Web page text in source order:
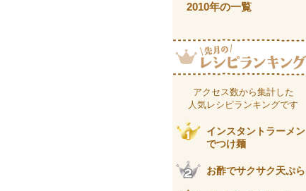
2010年の一覧
アクセス数から集計した
人気レシピランキングです
インスタントラーメン
でつけ麺
お酢でサクサク天ぷら